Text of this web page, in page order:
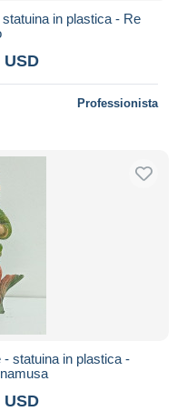
in plastica - Re
USD
Professionista
statuina in plastica -
USD